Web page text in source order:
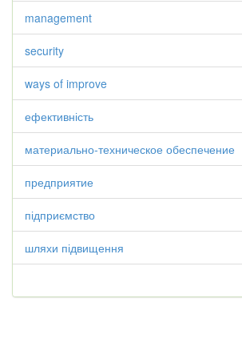
management
security
ways of improve
ефективність
материально-техническое обеспечение
предприятие
підприємство
шляхи підвищення